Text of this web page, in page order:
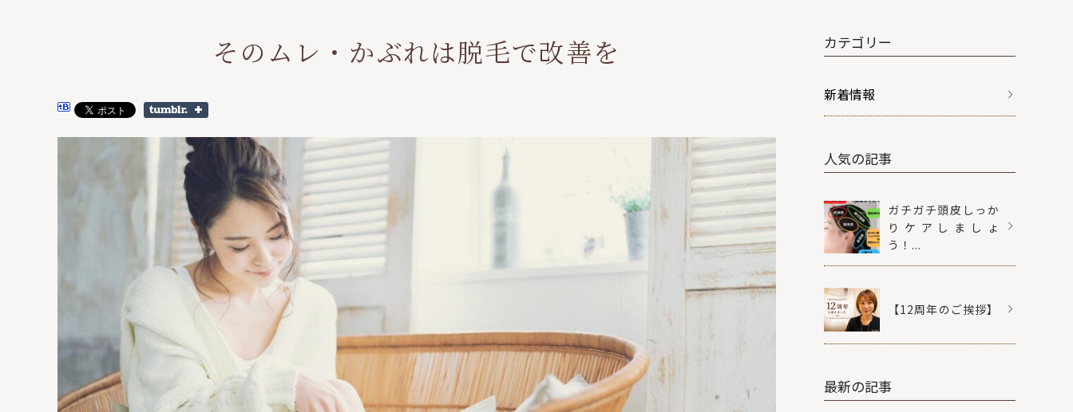
そのムレ・かぶれは脱毛で改善を カテゴリー
新着情報
人気の記事
ガチガチ頭皮しっか
りケアしましょ
う！...
【12周年のご挨拶】
最新の記事